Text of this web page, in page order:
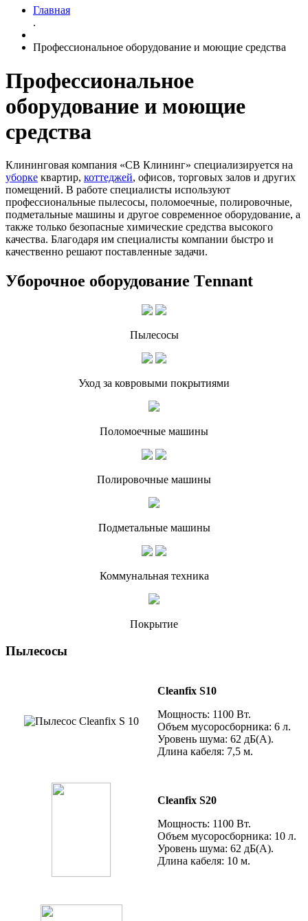
Главная
.
Профессиональное оборудование и моющие средства
Профессиональное
оборудование и моющие
средства
Клининговая компания «СВ Клининг» специализируется на
уборке квартир, коттеджей, офисов, торговых залов и других
помещений. В работе специалисты используют
профессиональные пылесосы, поломоечные, полировочные,
подметальные машины и другое современное оборудование, а
также только безопасные химические средства высокого
качества. Благодаря им специалисты компании быстро и
качественно решают поставленные задачи.
Уборочное оборудование Тennant
Пылесосы
Уход за ковровыми покрытиями
Поломоечные машины
Полировочные машины
Подметальные машины
Коммунальная техника
Покрытие
Пылесосы
Cleanfix S10
Мощность: 1100 Вт.
Объем мусоросборника: 6 л.
Уровень шума: 62 дБ(А).
Длина кабеля: 7,5 м.
Cleanfix S20
Мощность: 1100 Вт.
Объем мусоросборника: 10 л.
Уровень шума: 62 дБ(А).
Длина кабеля: 10 м.